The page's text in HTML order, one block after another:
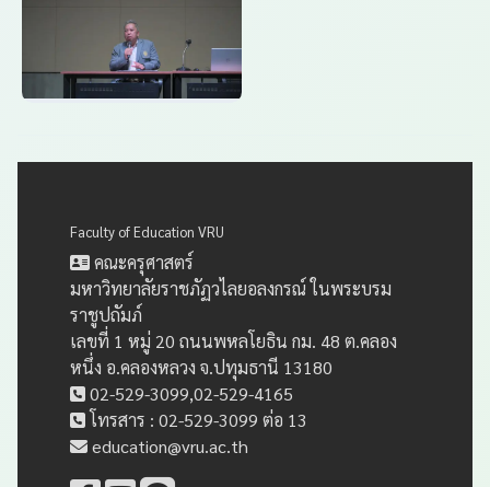
Faculty of Education VRU
คณะครุศาสตร์
มหาวิทยาลัยราชภัฏวไลยอลงกรณ์ ในพระบรม
ราชูปถัมภ์
เลขที่ 1 หมู่ 20 ถนนพหลโยธิน กม. 48 ต.คลอง
หนึ่ง อ.คลองหลวง จ.ปทุมธานี 13180
02-529-3099,02-529-4165
โทรสาร : 02-529-3099 ต่อ 13
education@vru.ac.th